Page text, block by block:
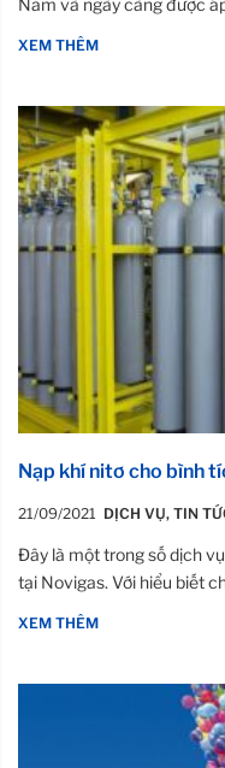
Nam và ngày càng được
XEM THÊM
Nạp khí nitơ cho bình
21/09/2021 DỊCH VỤ, TIN
Đây là một trong số dịch
tại Novigas. Với hiểu biết
XEM THÊM